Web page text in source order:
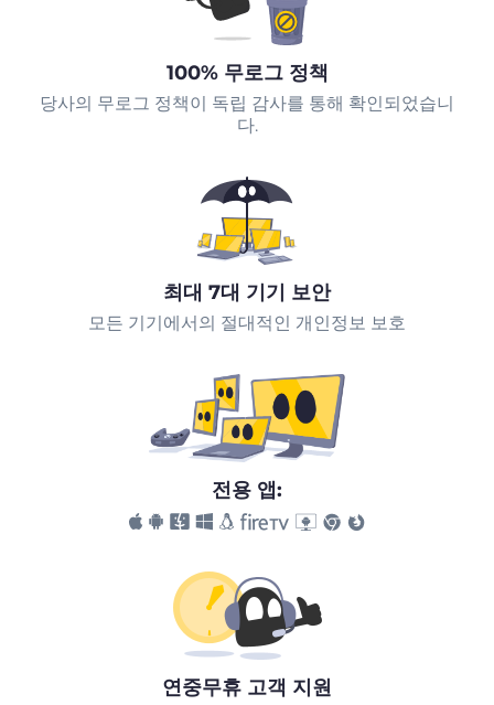
100% 무로그 정책
당사의 무로그 정책이 독립 감사를 통해 확인되었습니
다.
최대 7대 기기 보안
모든 기기에서의 절대적인 개인정보 보호
전용 앱:
연중무휴 고객 지원